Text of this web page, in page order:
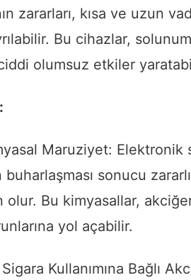
zararları, kısa ve uzun
Bu cihazlar,
olumsuz etkiler
Maruziyet: Elektronik
sonucu
olur. Bu kimyasallar,
yol açabilir.
Kullanımına Bağlı